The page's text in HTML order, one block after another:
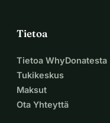
Tietoa
Tietoa WhyDonatesta
Tukikeskus
Maksut
Ota Yhteyttä